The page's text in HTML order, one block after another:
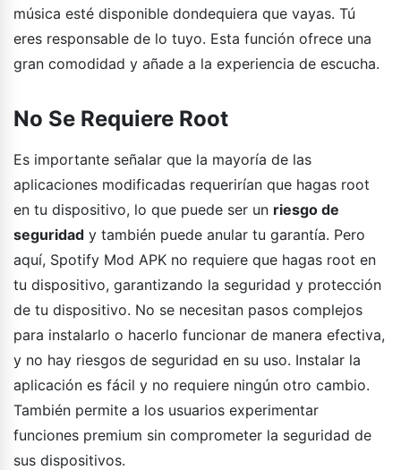
música esté disponible dondequiera que vayas. Tú
eres responsable de lo tuyo. Esta función ofrece una
gran comodidad y añade a la experiencia de escucha.
No Se Requiere Root
Es importante señalar que la mayoría de las
aplicaciones modificadas requerirían que hagas root
en tu dispositivo, lo que puede ser un riesgo de
seguridad y también puede anular tu garantía. Pero
aquí, Spotify Mod APK no requiere que hagas root en
tu dispositivo, garantizando la seguridad y protección
de tu dispositivo. No se necesitan pasos complejos
para instalarlo o hacerlo funcionar de manera efectiva,
y no hay riesgos de seguridad en su uso. Instalar la
aplicación es fácil y no requiere ningún otro cambio.
También permite a los usuarios experimentar
funciones premium sin comprometer la seguridad de
sus dispositivos.